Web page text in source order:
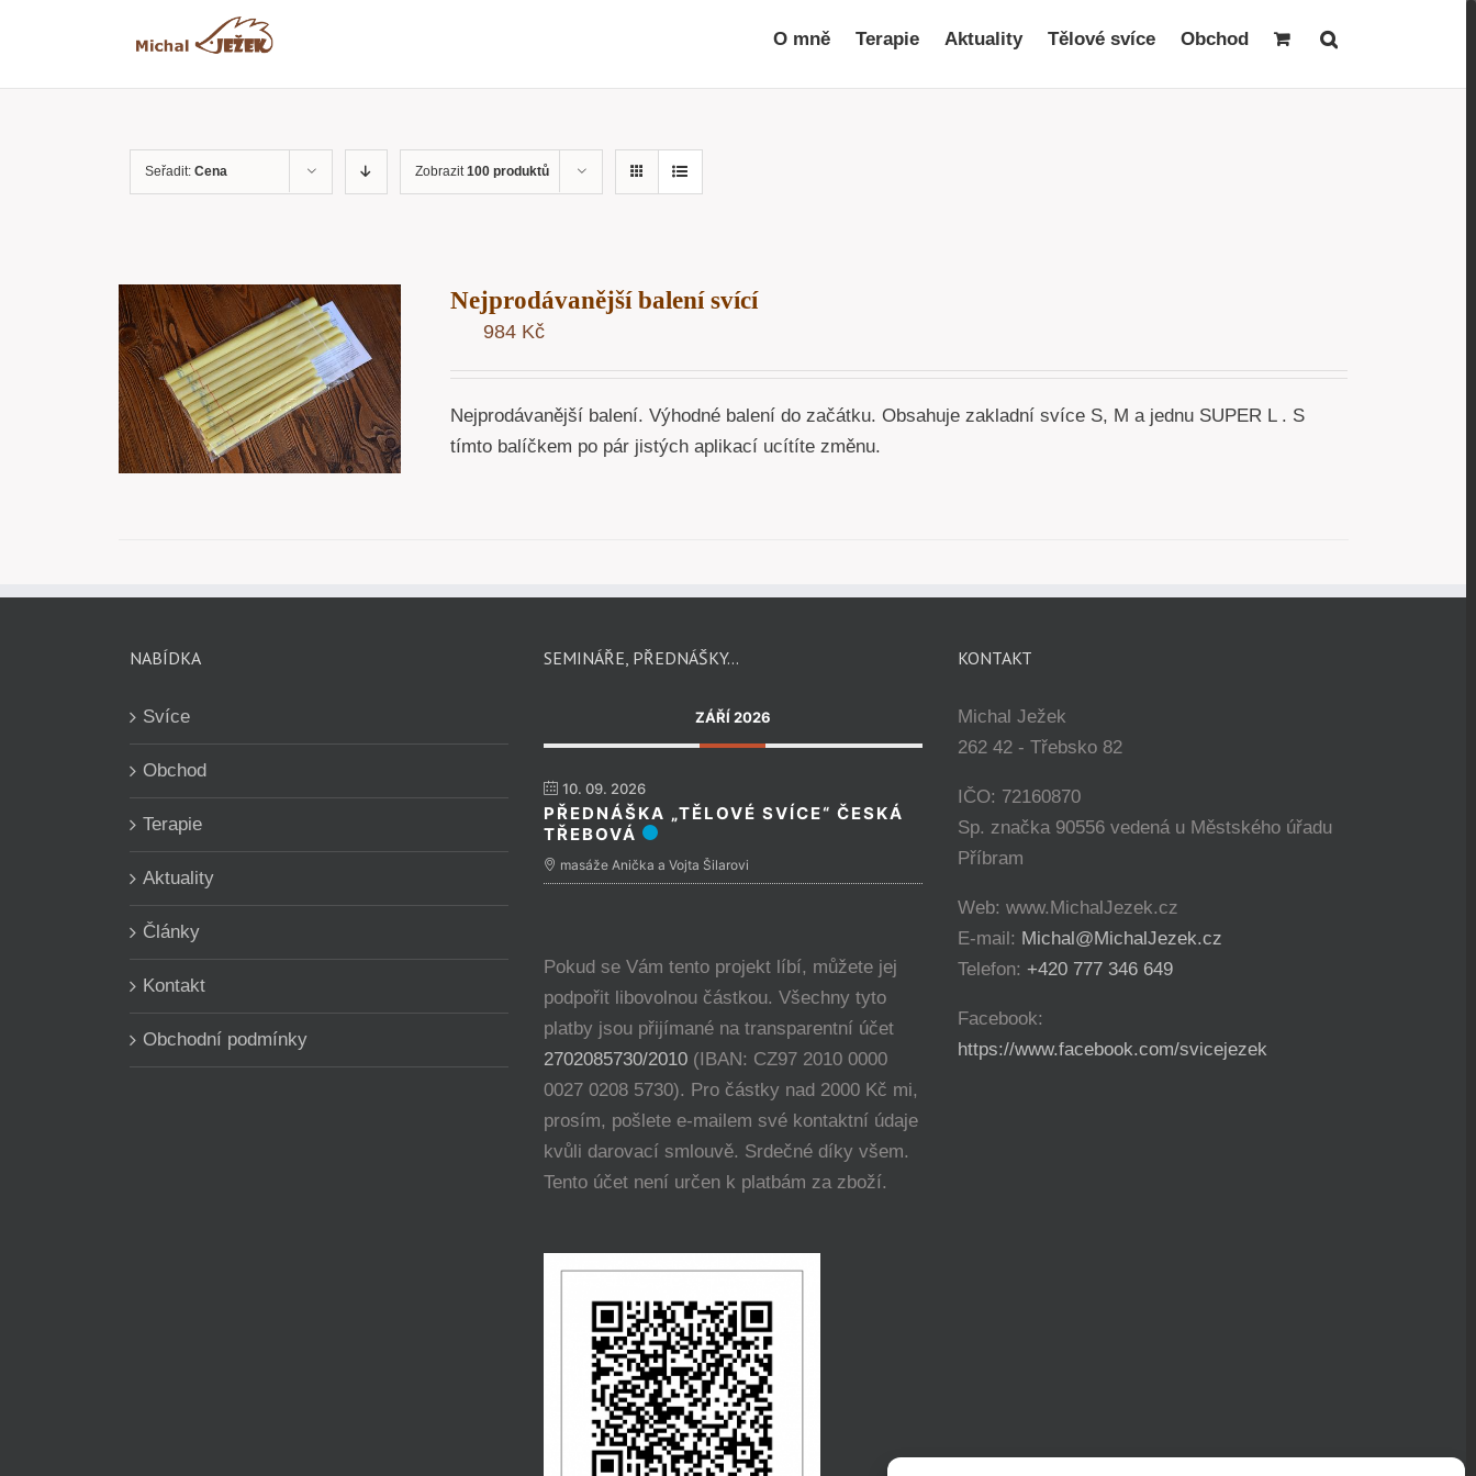
O mně Terapie Aktuality Tělové svíce Obchod
Seřadit: Cena Zobrazit100 produktů
Nejprodávanější balení svící
984 Kč
Nejprodávanější balení. Výhodné balení do začátku. Obsahuje zakladní svíce S, M a jednu SUPER L . S
tímto balíčkem po pár jistých aplikací ucítíte změnu.
NABÍDKA
Svíce
Obchod
Terapie
Aktuality
Články
Kontakt
Obchodní podmínky
SEMINÁŘE, PŘEDNÁŠKY…
ZÁŘÍ 2026
10. 09. 2026
PŘEDNÁŠKA „TĚLOVÉ SVÍCE“ ČESKÁ
TŘEBOVÁ
masáže Anička a Vojta Šilarovi
Pokud se Vám tento projekt líbí, můžete jej
podpořit libovolnou částkou. Všechny tyto
platby jsou přijímané na transparentní účet
2702085730/2010(IBAN: CZ97 2010 0000
0027 0208 5730). Pro částky nad 2000 Kč mi,
prosím, pošlete e-mailem své kontaktní údaje
kvůli darovací smlouvě. Srdečné díky všem.
Tento účet není určen k platbám za zboží.
KONTAKT
Michal Ježek
262 42 - Třebsko 82
IČO: 72160870
Sp. značka 90556 vedená u Městského úřadu
Příbram
Web: www.MichalJezek.cz
E-mail: Michal@MichalJezek.cz
Telefon: +420 777 346 649
Facebook:
https://www.facebook.com/svicejezek